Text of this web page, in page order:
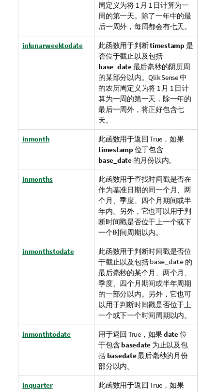
周定义为将 1 月 1 日计算为一
周的第一天。除了一年中的最
后一周外，每周都会有七天。
inlunarweektodate 此函数用于判断timestamp 是
否位于截止以及包括
base_date最后毫秒的阴历周
的某部分以内。Qlik Sense中
的农历周定义为将 1 月 1 日计
算为一周的第一天，除一年的
最后一周外，将正好包含七
天。
inmonth 此函数用于返回True ，如果
timestamp 位于包含
base_date的月份以内。
inmonths
此函数用于查找时间戳是否在
作为基准日期的同一个月、两
个月、季度、四个月期间或半
年内。另外，它也可以用于判
断时间戳是否位于上一个或下
一个时间周期以内。
inmonthstodate
此函数用于判断时间戳是否位
于截止以及包括base_date的
最后毫秒的某个月、两个月、
季度、四个月期间或半年周期
的一部分以内。另外，它也可
以用于判断时间戳是否位于上
一个或下一个时间周期以内。
inmonthtodate 用于返回 True，如果date位
于包含 basedate 为止以及包
括 basedate最后毫秒的月份
部分以内。
inquarter 此函数用于返回True ，如果